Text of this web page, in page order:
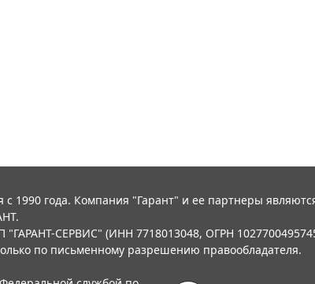
1990 года. Компания "Гарант" и ее партнеры
СЕРВИС" (ИНН 7718013048, ОГРН
по письменному разрешению правообладателя.